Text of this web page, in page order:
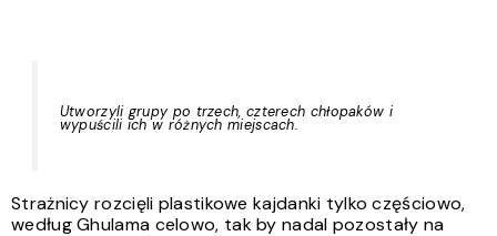
Utworzyli grupy po trzech, czterech chłopaków i
wypuścili ich w różnych miejscach.
Strażnicy rozcięli plastikowe kajdanki tylko częściowo,
według Ghulama celowo, tak by nadal pozostały na